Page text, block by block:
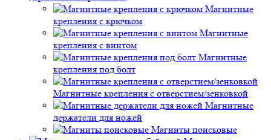
Магнитные
крепления с крючком
Магнитные
крепления с винтом
Магнитные
крепления под болт
Магнитные крепления с отверстием/зенковкой
Магнитные
держатели для ножей
Магниты поисковые